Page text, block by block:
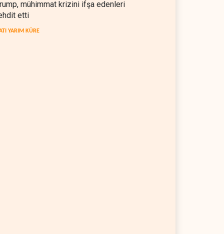
mühimmat krizini ifşa edenleri
etti
YARIM KÜRE